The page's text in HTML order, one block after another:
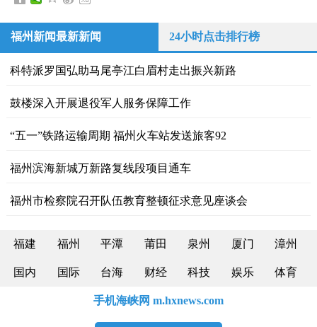
福州新闻最新新闻 24小时点击排行榜
科特派罗国弘助马尾亭江白眉村走出振兴新路
鼓楼深入开展退役军人服务保障工作
“五一”铁路运输周期 福州火车站发送旅客92
福州滨海新城万新路复线段项目通车
福州市检察院召开队伍教育整顿征求意见座谈会
福建 福州 平潭 莆田 泉州 厦门 漳州
国内 国际 台海 财经 科技 娱乐 体育
手机海峡网 m.hxnews.com